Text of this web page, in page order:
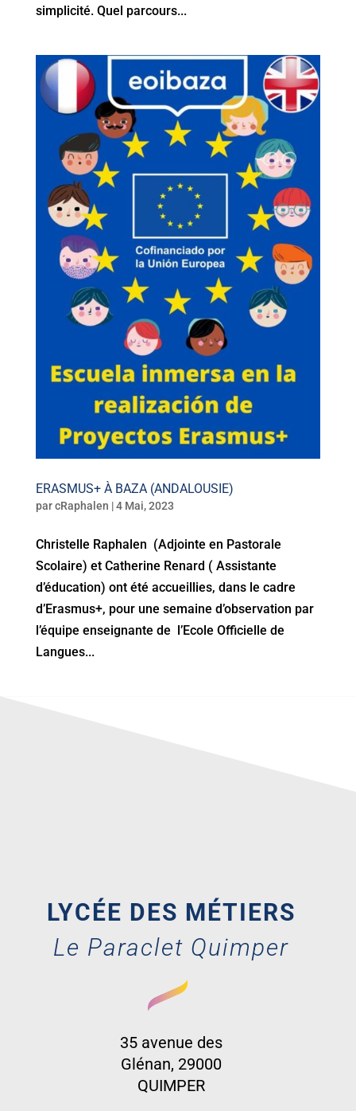
simplicité. Quel parcours...
ERASMUS+ À BAZA (ANDALOUSIE)
parcRaphalen |4 Mai, 2023
Christelle Raphalen (Adjointe en Pastorale
Scolaire) et Catherine Renard ( Assistante
d’éducation) ont été accueillies, dans le cadre
d’Erasmus+, pour une semaine d’observation par
l’équipe enseignante de l’Ecole Officielle de
Langues...
LYCÉE DES MÉTIERS
Le Paraclet Quimper
35 avenue des
Glénan, 29000
QUIMPER